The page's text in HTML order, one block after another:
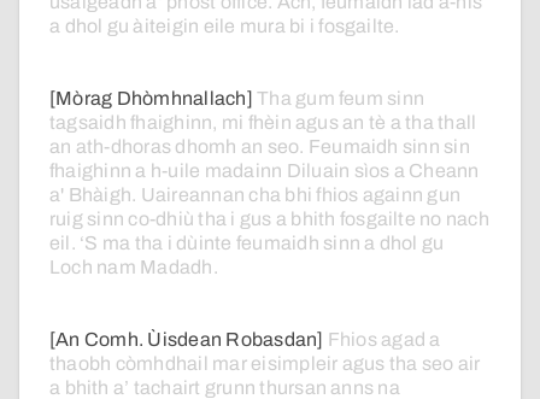
a dhol gu àiteigin eile mura bi i fosgailte.
[Mòrag Dhòmhnallach]Tha gum feum sinn
tagsaidh fhaighinn, mi fhèin agus an tè a tha thall
an ath-dhoras dhomh an seo. Feumaidh sinn sin
fhaighinn a h-uile madainn Diluain sìos a Cheann
a' Bhàigh. Uaireannan cha bhi fhios againn gun
ruig sinn co-dhiù tha i gus a bhith fosgailte no nach
eil. ‘S ma tha i dùinte feumaidh sinn a dhol gu
Loch nam Madadh.
[An Comh. Ùisdean Robasdan] Fhios agad a
thaobh còmhdhail mar eisimpleir agus tha seo air
a bhith a’ tachairt grunn thursan anns na